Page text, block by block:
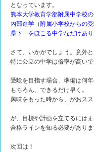
となっています。
熊本大学教育学部附属中学校
内部進学（附属小学校からの
県下一をほこる中学なだけあ
さて、いかがでしょう。意外
特に公立の中学は倍率が高いで
受験を目指す場合、準備は何
もちろん、できるだけ早く。
興味をもった時から、がおス
が、目標や計画を立てるにはま
合格ラインを知る必要がありま
次回は！